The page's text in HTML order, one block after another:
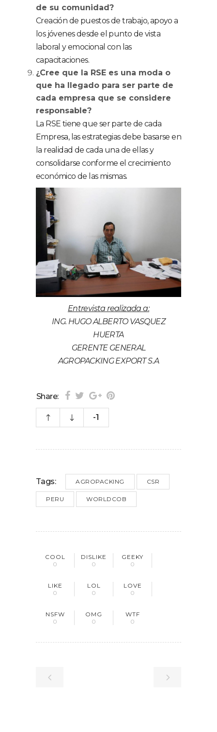
de su comunidad?
Creación de puestos de trabajo, apoyo a
los jóvenes desde el punto de vista
laboral y emocional con las
capacitaciones.
¿Cree que la RSE es una moda o
que ha llegado para ser parte de
cada empresa que se considere
responsable?
La RSE tiene que ser parte de cada
Empresa, las estrategias debe basarse en
la realidad de cada una de ellas y
consolidarse conforme el crecimiento
económico de las mismas.
Entrevista realizada a:
ING. HUGO ALBERTO VASQUEZ
HUERTA
GERENTE GENERAL
AGROPACKING EXPORT S.A
Share:
-1
Tags: AGROPACKING CSR
PERU WORLDCOB
COOL
0
DISLIKE
0
GEEKY
0
LIKE
0
LOL
0
LOVE
0
NSFW
0
OMG
0
WTF
0